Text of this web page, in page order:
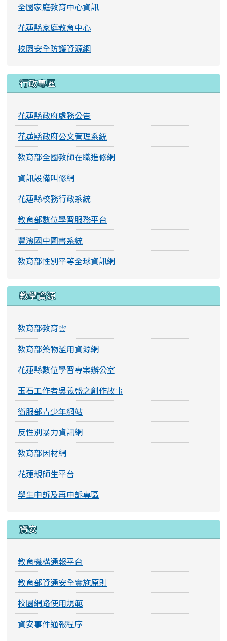
全國家庭教育中心資訊
花蓮縣家庭教育中心
校園安全防護資源網
行政專區
花蓮縣政府處務公告
花蓮縣政府公文管理系統
教育部全國教師在職進修網
資訊設備叫修網
花蓮縣校務行政系統
教育部數位學習服務平台
豐濱國中圖書系統
教育部性別平等全球資訊網
教學資源
教育部教育雲
教育部藥物濫用資源網
花蓮縣數位學習專案辦公室
玉石工作者吳義盛之創作故事
衛服部青少年網站
反性別暴力資訊網
教育部因材網
花蓮親師生平台
學生申訴及再申訴專區
資安
教育機構通報平台
教育部資通安全實施原則
校園網路使用規範
資安事件通報程序